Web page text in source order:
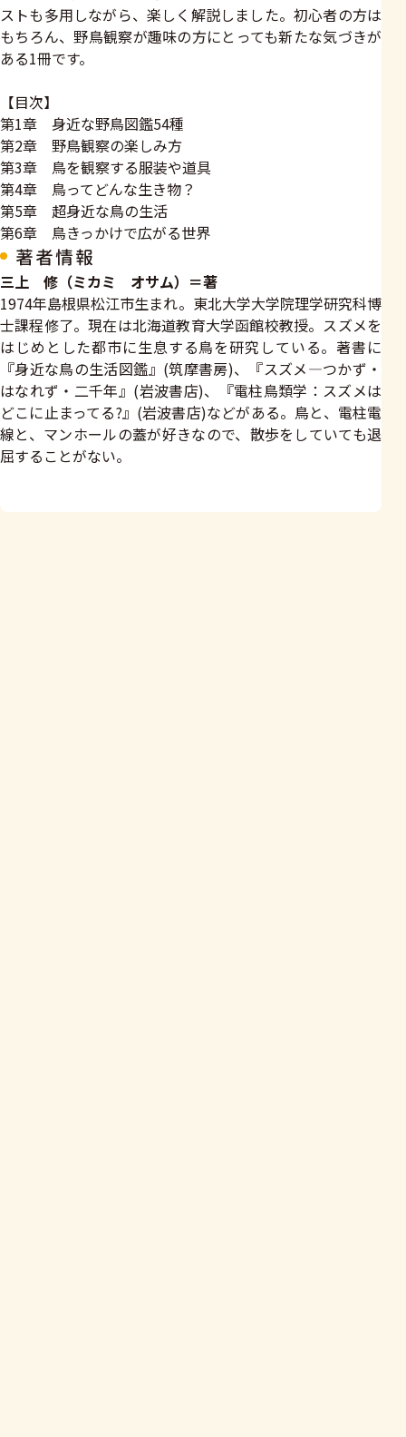
ストも多用しながら、楽しく解説しました。初心者の方は
もちろん、野鳥観察が趣味の方にとっても新たな気づきが
ある1冊です。
【目次】
第1章 身近な野鳥図鑑54種
第2章 野鳥観察の楽しみ方
第3章 鳥を観察する服装や道具
第4章 鳥ってどんな生き物？
第5章 超身近な鳥の生活
第6章 鳥きっかけで広がる世界
著者情報
三上 修（ミカミ オサム）＝著
1974年島根県松江市生まれ。東北大学大学院理学研究科博
士課程修了。現在は北海道教育大学函館校教授。スズメを
はじめとした都市に生息する鳥を研究している。著書に
『身近な鳥の生活図鑑』(筑摩書房)、『スズメ―つかず・
はなれず・二千年』(岩波書店)、『電柱鳥類学：スズメは
どこに止まってる?』(岩波書店)などがある。鳥と、電柱電
線と、マンホールの蓋が好きなので、散歩をしていても退
屈することがない。